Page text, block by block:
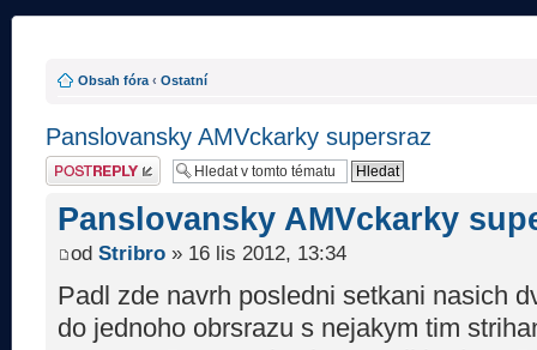
Obsah fóra ‹ Ostatní
Panslovansky AMVckarky supersraz
Odeslat odpověď
Panslovansky AMVckarky
od Stribro » 16 lis 2012, 13:34
Padl zde navrh posledni setkani nasich
do jednoho obrsrazu s nejakym tim